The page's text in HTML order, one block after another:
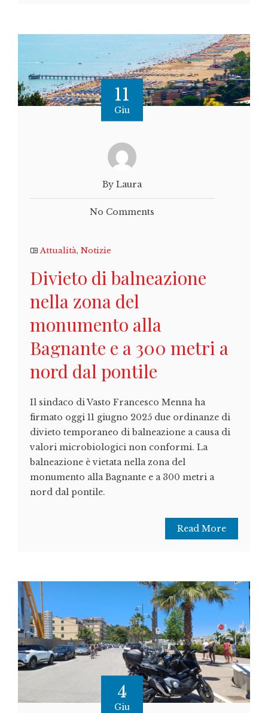
11
Giu
By Laura
No Comments
Attualità, Notizie
Divieto di balneazione
nella zona del
monumento alla
Bagnante e a 300 metri a
nord dal pontile
Il sindaco di Vasto Francesco Menna ha
firmato oggi 11 giugno 2025 due ordinanze di
divieto temporaneo di balneazione a causa di
valori microbiologici non conformi. La
balneazione è vietata nella zona del
monumento alla Bagnante e a 300 metri a
nord dal pontile.
Read More
4
Giu